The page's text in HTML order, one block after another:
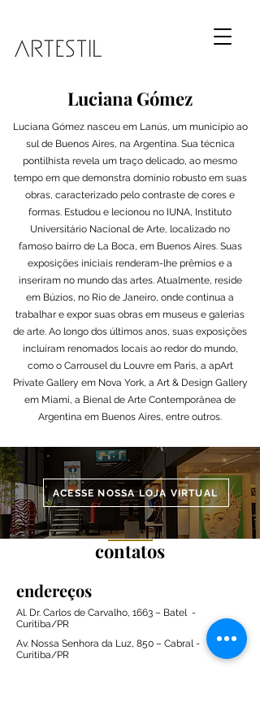
Luciana Gómez
Luciana Gómez nasceu em Lanús, um município ao
sul de Buenos Aires, na Argentina. Sua técnica
pontilhista revela um traço delicado, ao mesmo
tempo em que demonstra domínio robusto em suas
obras, caracterizado pelo contraste de cores e
formas. Estudou e lecionou no IUNA, Instituto
Universitário Nacional de Arte, localizado no
famoso bairro de La Boca, em Buenos Aires. Suas
exposições iniciais renderam-lhe prêmios e a
inseriram no mundo das artes. Atualmente, reside
em Búzios, no Rio de Janeiro, onde continua a
trabalhar e expor suas obras em museus e galerias
de arte. Ao longo dos últimos anos, suas exposições
incluíram renomados locais ao redor do mundo,
como o Carrousel du Louvre em Paris, a apArt
Private Gallery em Nova York, a Art & Design Gallery
em Miami, a Bienal de Arte Contemporânea de
Argentina em Buenos Aires, entre outros.
ACESSE NOSSA LOJA VIRTUAL
contatos
endereços
Al. Dr. Carlos de Carvalho, 1663 – Batel -
Curitiba/PR
Av. Nossa Senhora da Luz, 850 – Cabral -
Curitiba/PR